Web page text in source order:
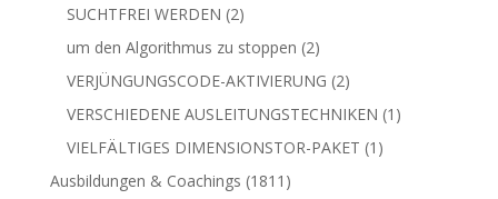
SUCHTFREI WERDEN 22
Produkte
um den Algorithmus zu stoppen 22
Produkte
VERJÜNGUNGSCODE-AKTIVIERUNG 22
Produkte
VERSCHIEDENE AUSLEITUNGSTECHNIKEN 1 1
VIELFÄLTIGES DIMENSIONSTOR-PAKET 1 1
Ausbildungen & Coachings 1811 1811